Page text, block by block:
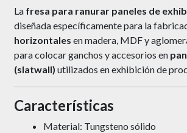
La fresa para ranurar paneles de
diseñada específicamente para la
horizontales en madera, MDF y
para colocar ganchos y accesorios en
(slatwall) utilizados en exhibición de
Características
Material: Tungsteno sólido